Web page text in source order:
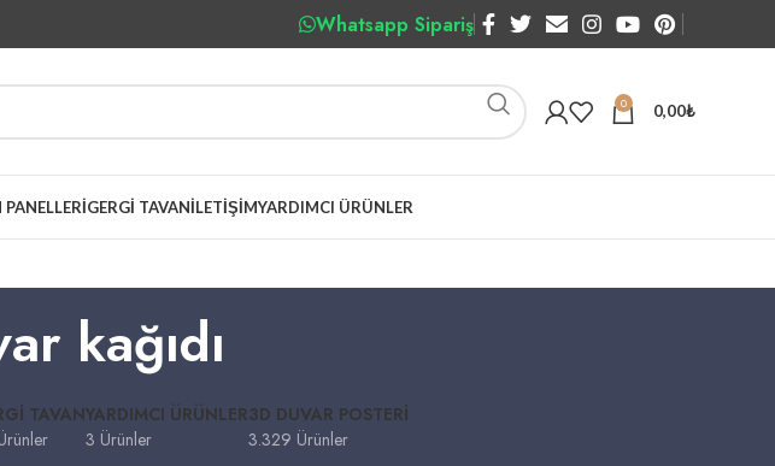
Whatsapp Sipariş
0 0,00₺
GERGI TAVANİLETIŞIMYARDIMCI ÜRÜNLER
kağıdı
TAVANYARDIMCI ÜRÜNLER
3 Ürünler
3D DUVAR POSTERI
3.329 Ürünler